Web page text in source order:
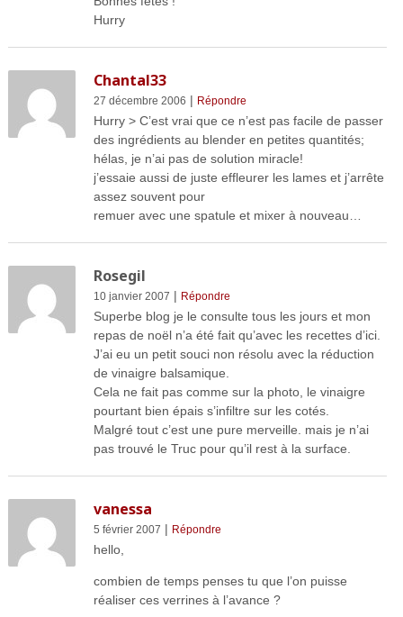
Hurry
Chantal33
27 décembre 2006 | Répondre
Hurry > C’est vrai que ce n’est pas facile de passer
des ingrédients au blender en petites quantités;
hélas, je n’ai pas de solution miracle!
j’essaie aussi de juste effleurer les lames et j’arrête
assez souvent pour
remuer avec une spatule et mixer à nouveau…
Rosegil
10 janvier 2007 | Répondre
Superbe blog je le consulte tous les jours et mon
repas de noël n’a été fait qu’avec les recettes d’ici.
J’ai eu un petit souci non résolu avec la réduction
de vinaigre balsamique.
Cela ne fait pas comme sur la photo, le vinaigre
pourtant bien épais s’infiltre sur les cotés.
Malgré tout c’est une pure merveille. mais je n’ai
pas trouvé le Truc pour qu’il rest à la surface.
vanessa
5 février 2007 | Répondre
hello,
combien de temps penses tu que l’on puisse
réaliser ces verrines à l’avance ?